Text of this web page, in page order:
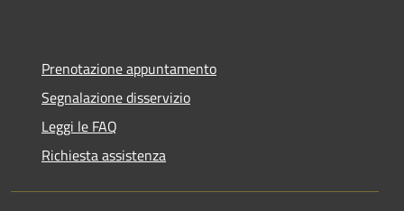
Prenotazione appuntamento
Segnalazione disservizio
Leggi le FAQ
Richiesta assistenza